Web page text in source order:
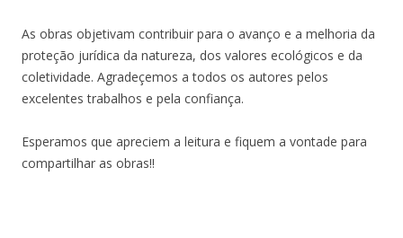
As obras objetivam contribuir para o avanço e a melhoria da
proteção jurídica da natureza, dos valores ecológicos e da
coletividade. Agradeçemos a todos os autores pelos
excelentes trabalhos e pela confiança.
Esperamos que apreciem a leitura e fiquem a vontade para
compartilhar as obras!!